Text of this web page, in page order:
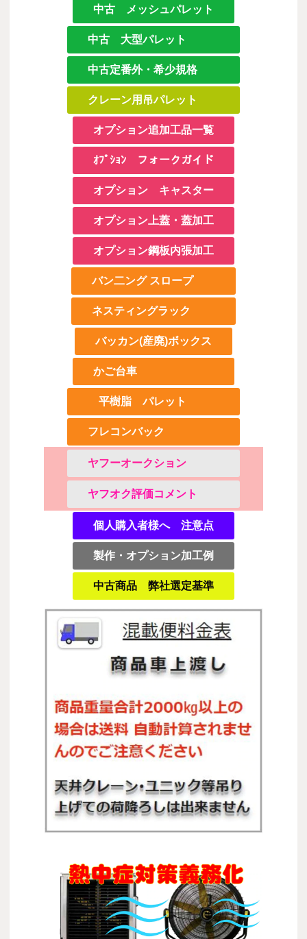
中古 メッシュパレット
中古 大型パレット
中古定番外・希少規格
クレーン用吊パレット
オプション追加工品一覧
ｵﾌﾟｼｮﾝ フォークガイド
オプション キャスター
オプション上蓋・蓋加工
オプション鋼板内張加工
バン二ング スロープ
ネスティングラック
バッカン(産廃)ボックス
かご台車
平樹脂 パレット
フレコンバック
ヤフーオークション
ヤフオク評価コメント
個人購入者様へ 注意点
製作・オプション加工例
中古商品 弊社選定基準